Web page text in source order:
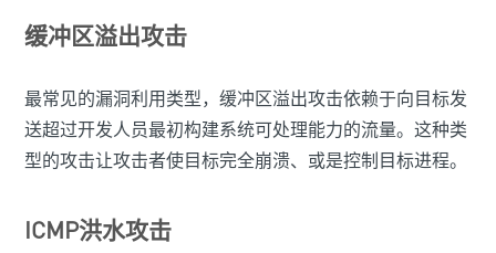
缓冲区溢出攻击
最常见的漏洞利用类型，缓冲区溢出攻击依赖于向目标发
送超过开发人员最初构建系统可处理能力的流量。这种类
型的攻击让攻击者使目标完全崩溃、或是控制目标进程。
ICMP洪水攻击